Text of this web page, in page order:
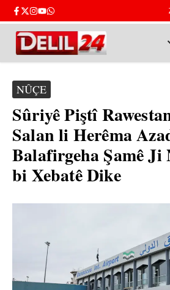
Skip to content
NÛÇE
Sûriyê Piştî
Salan li Herêma
Balafirgeha Şamê Ji
bi Xebatê Dike